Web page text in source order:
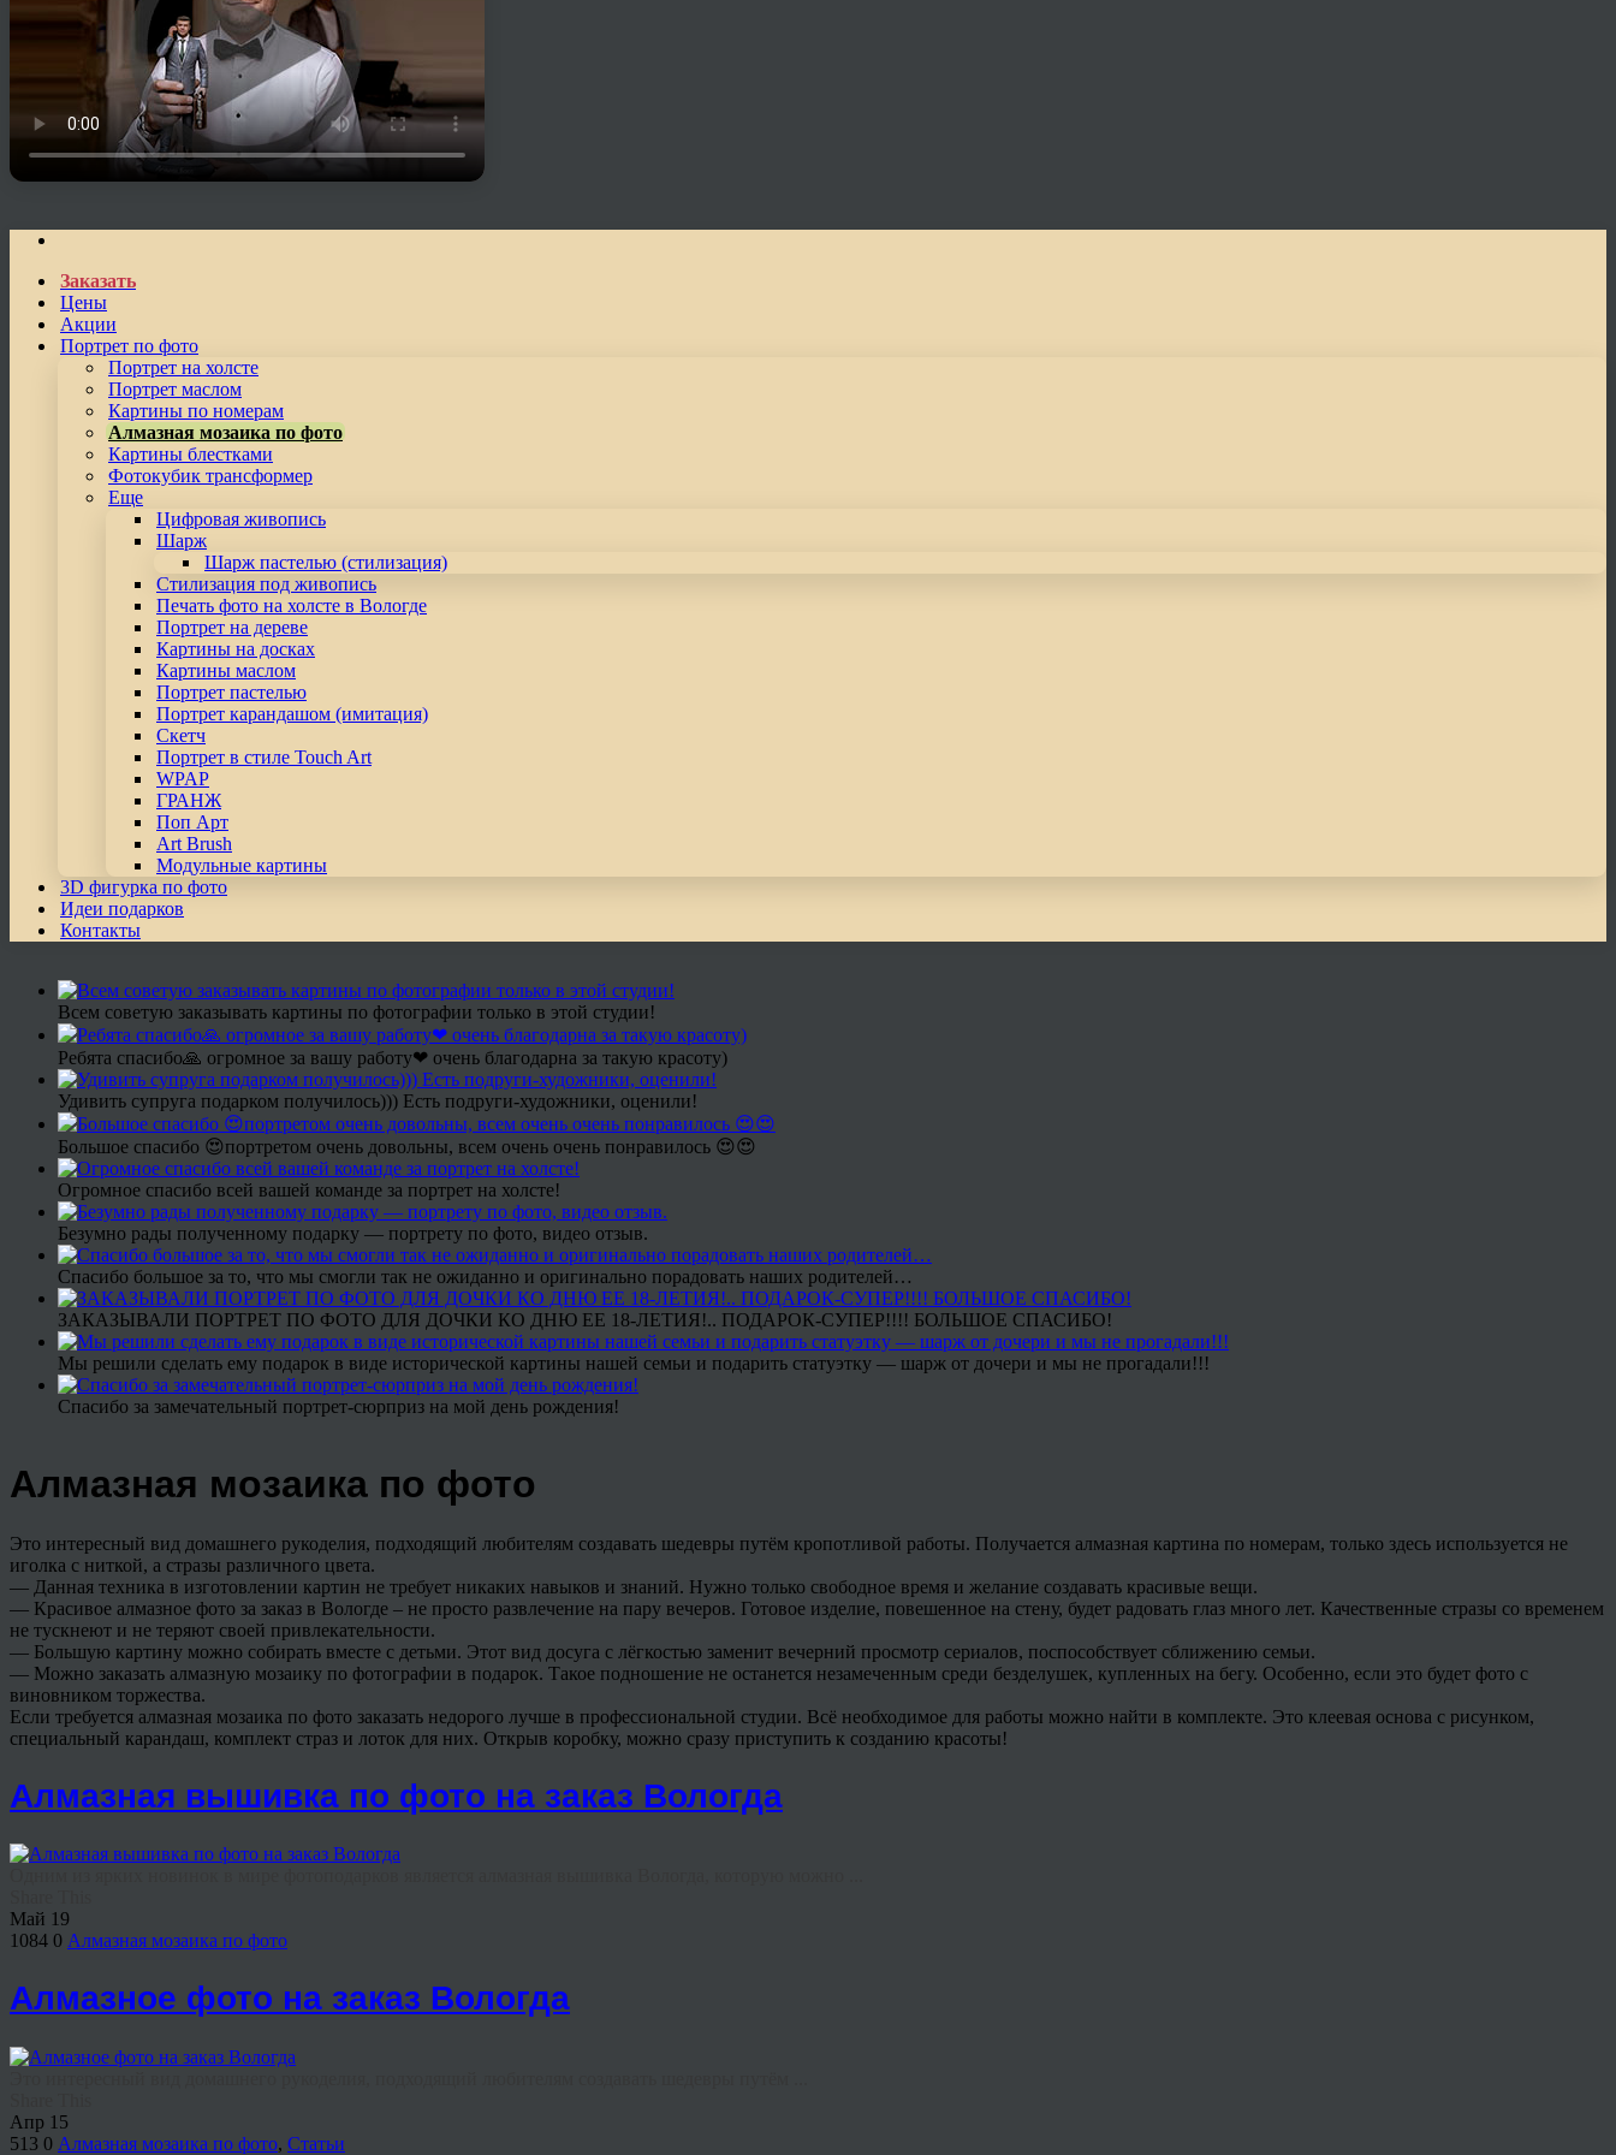
Заказать
Цены
Акции
Портрет по фото
Портрет на холсте
Портрет маслом
Картины по номерам
Алмазная мозаика по фото
Картины блестками
Фотокубик трансформер
Еще
Цифровая живопись
Шарж
Шарж пастелью (стилизация)
Стилизация под живопись
Печать фото на холсте в Вологде
Портрет на дереве
Картины на досках
Картины маслом
Портрет пастелью
Портрет карандашом (имитация)
Скетч
Портрет в стиле Touch Art
WPAP
ГРАНЖ
Поп Арт
Art Brush
Модульные картины
3D фигурка по фото
Идеи подарков
Контакты
Всем советую заказывать картины по фотографии только в этой студии!
Ребята спасибо🙏 огромное за вашу работу❤ очень благодарна за такую красоту)
Удивить супруга подарком получилось))) Есть подруги-художники, оценили!
Большое спасибо 😍портретом очень довольны, всем очень очень понравилось 😍😍
Огромное спасибо всей вашей команде за портрет на холсте!
Безумно рады полученному подарку — портрету по фото, видео отзыв.
Спасибо большое за то, что мы смогли так не ожиданно и оригинально порадовать наших родителей…
ЗАКАЗЫВАЛИ ПОРТРЕТ ПО ФОТО ДЛЯ ДОЧКИ КО ДНЮ ЕЕ 18-ЛЕТИЯ!.. ПОДАРОК-СУПЕР!!!! БОЛЬШОЕ СПАСИБО!
Мы решили сделать ему подарок в виде исторической картины нашей семьи и подарить статуэтку — шарж от дочери и мы не прогадали!!!
Спасибо за замечательный портрет-сюрприз на мой день рождения!
Алмазная мозаика по фото
Это интересный вид домашнего рукоделия, подходящий любителям создавать шедевры путём кропотливой работы. Получается алмазная картина по номерам, только здесь используется не
иголка с ниткой, а стразы различного цвета.
— Данная техника в изготовлении картин не требует никаких навыков и знаний. Нужно только свободное время и желание создавать красивые вещи.
— Красивое алмазное фото за заказ в Вологде – не просто развлечение на пару вечеров. Готовое изделие, повешенное на стену, будет радовать глаз много лет. Качественные стразы со временем
не тускнеют и не теряют своей привлекательности.
— Большую картину можно собирать вместе с детьми. Этот вид досуга с лёгкостью заменит вечерний просмотр сериалов, поспособствует сближению семьи.
— Можно заказать алмазную мозаику по фотографии в подарок. Такое подношение не останется незамеченным среди безделушек, купленных на бегу. Особенно, если это будет фото с
виновником торжества.
Если требуется алмазная мозаика по фото заказать недорого лучше в профессиональной студии. Всё необходимое для работы можно найти в комплекте. Это клеевая основа с рисунком,
специальный карандаш, комплект страз и лоток для них. Открыв коробку, можно сразу приступить к созданию красоты!
Алмазная вышивка по фото на заказ Вологда
Май 19
1084 0 Алмазная мозаика по фото
Алмазное фото на заказ Вологда
Апр 15
513 0 Алмазная мозаика по фото, Статьи